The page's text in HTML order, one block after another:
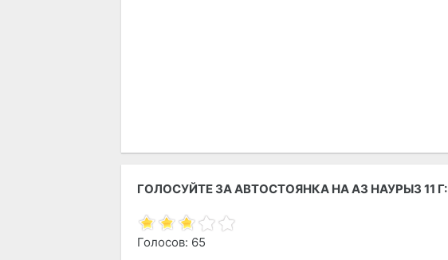
ГОЛОСУЙТЕ ЗА АВТОСТОЯНКА НА АЗ НАУРЫЗ 11 Г:
Голосов: 65